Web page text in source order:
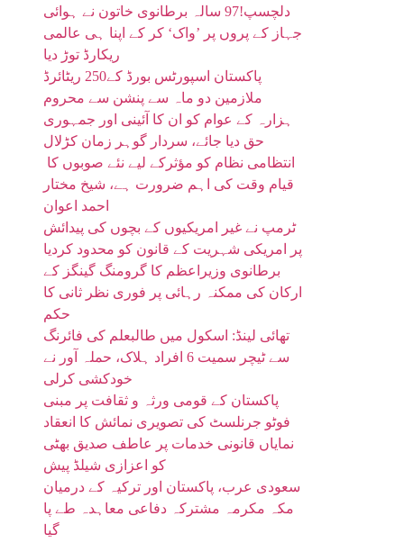
دلچسپ!97 سالہ برطانوی خاتون نے ہوائی
جہاز کے پروں پر ’واک‘ کر کے اپنا ہی عالمی
ریکارڈ توڑ دیا
پاکستان اسپورٹس بورڈ کے250 ریٹائرڈ
ملازمین دو ماہ سے پنشن سے محروم
ہزارہ کے عوام کو ان کا آئینی اور جمہوری
حق دیا جائے، سردار گوہر زمان کڑلال
قیام وقت کی اہم ضرورت ہے، شیخ مختار
احمد اعوان
ٹرمپ نے غیر امریکیوں کے بچوں کی پیدائش
پر امریکی شہریت کے قانون کو محدود کردیا
برطانوی وزیراعظم کا گرومنگ گینگز کے
ارکان کی ممکنہ رہائی پر فوری نظر ثانی کا
حکم
تھائی لینڈ: اسکول میں طالبعلم کی فائرنگ
سے ٹیچر سمیت 6 افراد ہلاک، حملہ آور نے
خودکشی کرلی
پاکستان کے قومی ورثہ و ثقافت پر مبنی
فوٹو جرنلسٹ کی تصویری نمائش کا انعقاد
نمایاں قانونی خدمات پر عاطف صدیق بھٹی
کو اعزازی شیلڈ پیش
سعودی عرب، پاکستان اور ترکیہ کے درمیان
مکہ مکرمہ مشترکہ دفاعی معاہدہ طے پا
گیا